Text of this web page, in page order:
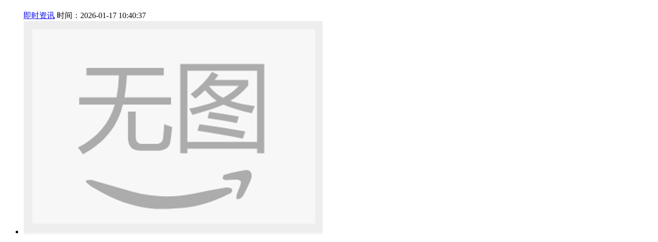
即时资讯 时间：2026-01-17 10:40:37